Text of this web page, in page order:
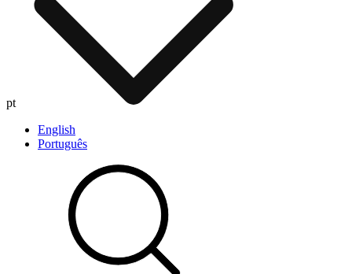
pt
English
Português